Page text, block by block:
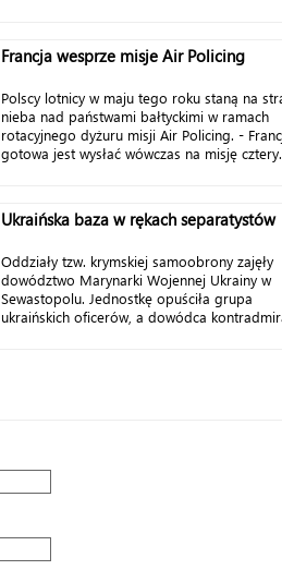
Francja wesprze misje Air Policing
Polscy lotnicy w maju tego roku staną na
nieba nad państwami bałtyckimi w ramach
rotacyjnego dyżuru misji Air Policing. -
gotowa jest wysłać wówczas na misję
Ukraińska baza w rękach separatystów
Oddziały tzw. krymskiej samoobrony zajęły
dowództwo Marynarki Wojennej Ukrainy w
Sewastopolu. Jednostkę opuściła grupa
ukraińskich oficerów, a dowódca